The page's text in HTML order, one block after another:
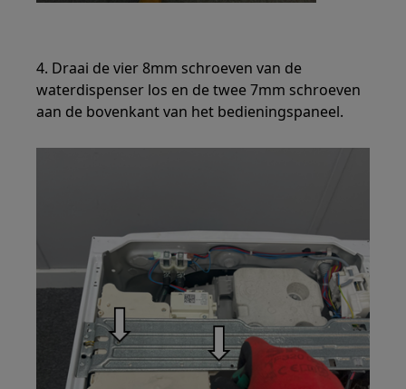
4. Draai de vier 8mm schroeven van de
waterdispenser los en de twee 7mm schroeven
aan de bovenkant van het bedieningspaneel.